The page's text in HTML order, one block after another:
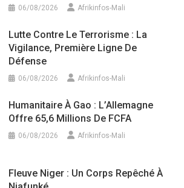
06/08/2026 Afrikinfos-Mali
Lutte Contre Le Terrorisme : La
Vigilance, Première Ligne De
Défense
06/08/2026 Afrikinfos-Mali
Humanitaire À Gao : L’Allemagne
Offre 65,6 Millions De FCFA
06/08/2026 Afrikinfos-Mali
Fleuve Niger : Un Corps Repêché À